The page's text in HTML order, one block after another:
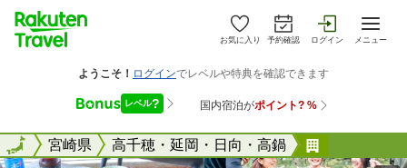
お気に入り 予約確認 ログイン メニュー
全国宮崎県 高千穂・延岡・日向・高鍋
全国